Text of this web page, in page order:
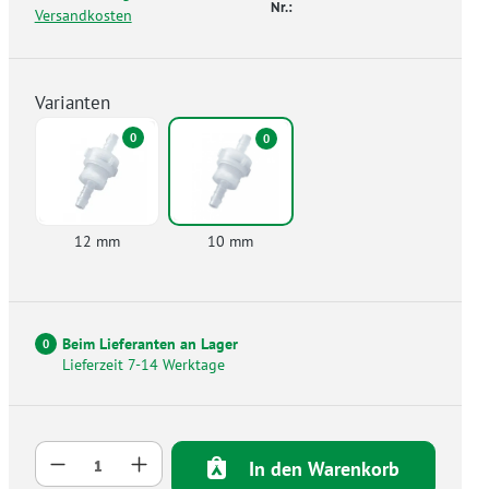
Versandkosten
Nr.:
Varianten
0
12 mm
0
10 mm
0
Beim Lieferanten an Lager
Lieferzeit 7-14 Werktage
Produkt Anzahl: Gib den gewünschten
In den Warenkorb